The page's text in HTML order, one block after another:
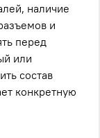
наличие
и
перед
или
состав
конкретную